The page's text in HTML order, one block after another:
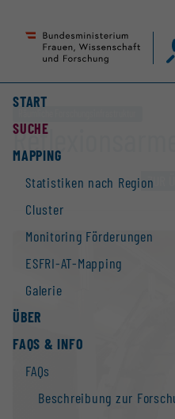
Seiteninhalt
Accesskey
Hauptnavigation
Accesskey
START
SUCHE
MAPPING
Statistiken nach Region
Cluster
Monitoring Förderungen
ESFRI-AT-Mapping
Galerie
ÜBER
FAQS & INFO
FAQs
Beschreibung zur
ZUR